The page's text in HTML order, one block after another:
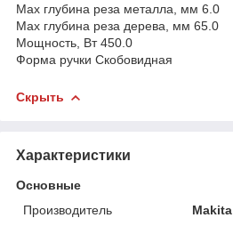
Max глубина реза металла, мм 6.0
Max глубина реза дерева, мм 65.0
Мощность, Вт 450.0
Форма ручки Скобовидная
Скрыть
Характеристики
Основные
Производитель
Makita